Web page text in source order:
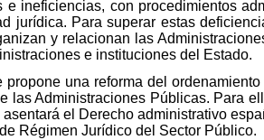
ineficiencias, con procedimientos
jurídica. Para superar estas
y relacionan las
e instituciones del Estado.
propone una reforma del
las Administraciones Públicas. Para
el Derecho administrativo
Régimen Jurídico del Sector Público.